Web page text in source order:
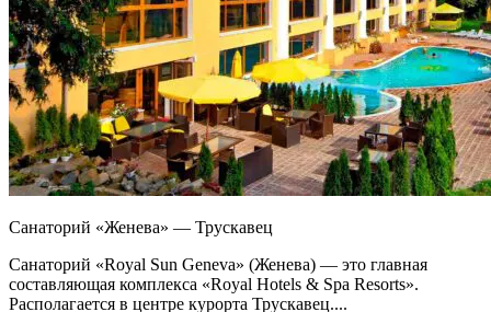
Санаторий «Женева» — Трускавец
Санаторий «Royal Sun Geneva» (Женева) — это главная
составляющая комплекса «Royal Hotels & Spa Resorts».
Располагается в центре курорта Трускавец....